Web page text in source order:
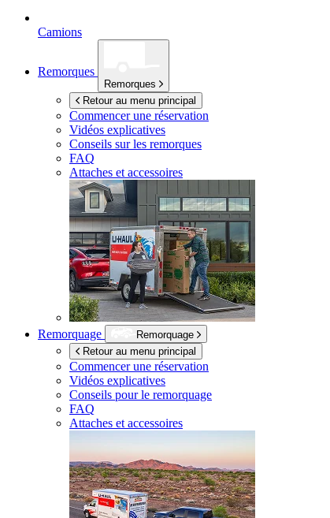
Camions
Remorques
Remorques
Retour au menu principal
Commencer une réservation
Vidéos explicatives
Conseils sur les remorques
FAQ
Attaches et accessoires
Remorquage
Remorquage
Retour au menu principal
Commencer une réservation
Vidéos explicatives
Conseils pour le remorquage
FAQ
Attaches et accessoires